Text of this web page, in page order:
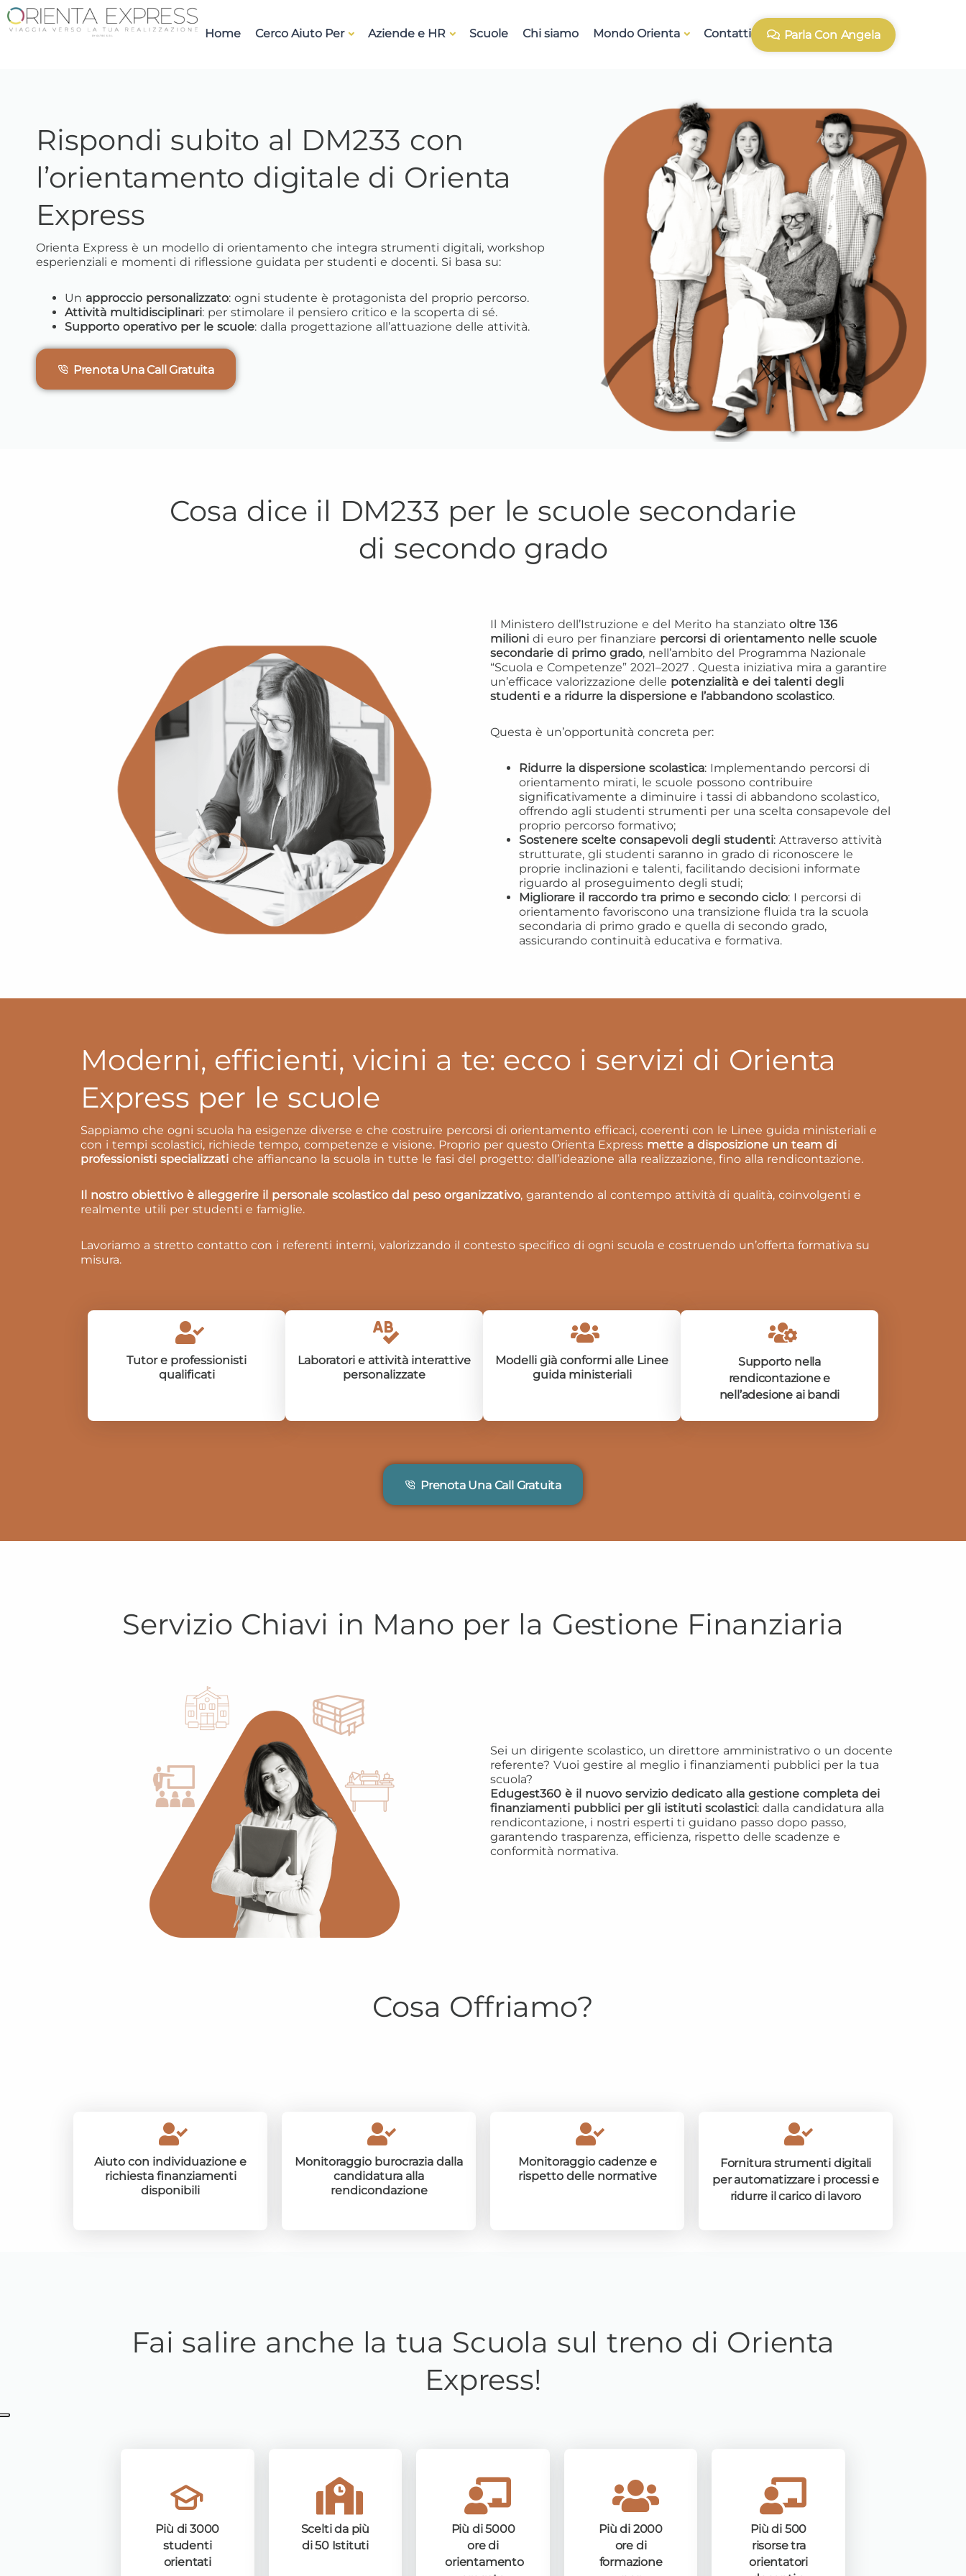
Home Cerco Aiuto Per Aziende e HR Scuole Chi siamo Mondo Orienta Contatti Parla Con Angela
Rispondi subito al DM233 con
l’orientamento digitale di Orienta
Express
Orienta Express è un modello di orientamento che integra strumenti digitali, workshop
esperienziali e momenti di riflessione guidata per studenti e docenti. Si basa su:
Un approccio personalizzato: ogni studente è protagonista del proprio percorso.
Attività multidisciplinari: per stimolare il pensiero critico e la scoperta di sé.
Supporto operativo per le scuole: dalla progettazione all’attuazione delle attività.
Prenota Una Call Gratuita
Cosa dice il DM233 per le scuole secondarie
di secondo grado
Il Ministero dell’Istruzione e del Merito ha stanziato oltre 136
milioni di euro per finanziare percorsi di orientamento nelle scuole
secondarie di primo grado, nell’ambito del Programma Nazionale
“Scuola e Competenze” 2021–2027 . Questa iniziativa mira a garantire
un’efficace valorizzazione delle potenzialità e dei talenti degli
studenti e a ridurre la dispersione e l’abbandono scolastico.
Questa è un’opportunità concreta per:
Ridurre la dispersione scolastica: Implementando percorsi di
orientamento mirati, le scuole possono contribuire
significativamente a diminuire i tassi di abbandono scolastico,
offrendo agli studenti strumenti per una scelta consapevole del
proprio percorso formativo;
Sostenere scelte consapevoli degli studenti: Attraverso attività
strutturate, gli studenti saranno in grado di riconoscere le
proprie inclinazioni e talenti, facilitando decisioni informate
riguardo al proseguimento degli studi;
Migliorare il raccordo tra primo e secondo ciclo: I percorsi di
orientamento favoriscono una transizione fluida tra la scuola
secondaria di primo grado e quella di secondo grado,
assicurando continuità educativa e formativa.
Moderni, efficienti, vicini a te: ecco i servizi di Orienta
Express per le scuole
Sappiamo che ogni scuola ha esigenze diverse e che costruire percorsi di orientamento efficaci, coerenti con le Linee guida ministeriali e
con i tempi scolastici, richiede tempo, competenze e visione. Proprio per questo Orienta Express mette a disposizione un team di
professionisti specializzati che affiancano la scuola in tutte le fasi del progetto: dall’ideazione alla realizzazione, fino alla rendicontazione.
Il nostro obiettivo è alleggerire il personale scolastico dal peso organizzativo, garantendo al contempo attività di qualità, coinvolgenti e
realmente utili per studenti e famiglie.
Lavoriamo a stretto contatto con i referenti interni, valorizzando il contesto specifico di ogni scuola e costruendo un’offerta formativa su
misura.
Tutor e professionisti
qualificati
Laboratori e attività interattive
personalizzate
Modelli già conformi alle Linee
guida ministeriali
Supporto nella
rendicontazione e
nell’adesione ai bandi
Prenota Una Call Gratuita
Servizio Chiavi in Mano per la Gestione Finanziaria
Sei un dirigente scolastico, un direttore amministrativo o un docente
referente? Vuoi gestire al meglio i finanziamenti pubblici per la tua
scuola?
Edugest360 è il nuovo servizio dedicato alla gestione completa dei
finanziamenti pubblici per gli istituti scolastici: dalla candidatura alla
rendicontazione, i nostri esperti ti guidano passo dopo passo,
garantendo trasparenza, efficienza, rispetto delle scadenze e
conformità normativa.
Cosa Offriamo?
Aiuto con individuazione e
richiesta finanziamenti
disponibili
Monitoraggio burocrazia dalla
candidatura alla
rendicondazione
Monitoraggio cadenze e
rispetto delle normative
Fornitura strumenti digitali
per automatizzare i processi e
ridurre il carico di lavoro
Fai salire anche la tua Scuola sul treno di Orienta
Express!
Più di 3000
studenti
orientati
Scelti da più
di 50 Istituti
Più di 5000
ore di
orientamento
Più di 2000
ore di
formazione
Più di 500
risorse tra
orientatori